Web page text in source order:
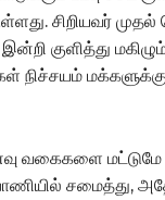
சிறியவர்
இன்றி குளித்து
நிச்சயம்
வகைகளை மட்டுமே
சமைத்து,